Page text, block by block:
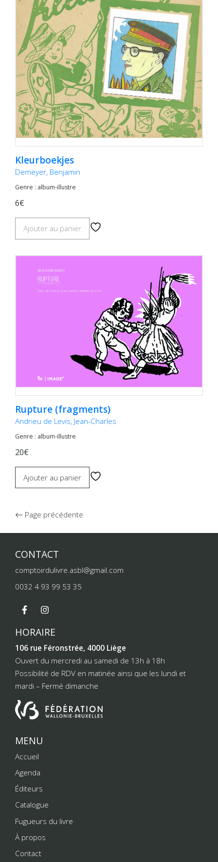
Kleurboekjes
Demeyer, Benjamin
Genre : album-illustre
6€
Ajouter au panier
Rupture (fragments)
Andrieu de Levis, Jean-Charles
Genre : album-illustre
20€
Ajouter au panier
Page précédente
CONTACT
comptoirdulivre.asbl@gmail.com
0032 4 93 99 53 35
HORAIRE
106 rue Féronstrée, 4000 Liège
Ouvert du mercredi au samedi de 13h à 18h
Possibilité de RDV en matinée ainsi que les lundi et
mardi – Fermé dimanche
MENU
Accueil
Agenda
Éditeurs
Catalogue
Fugueurs du livre
À propos
Contact